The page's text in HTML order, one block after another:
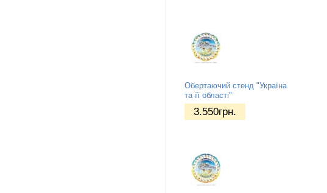
Обертаючий стенд "Україна
та її області"
3.550грн.